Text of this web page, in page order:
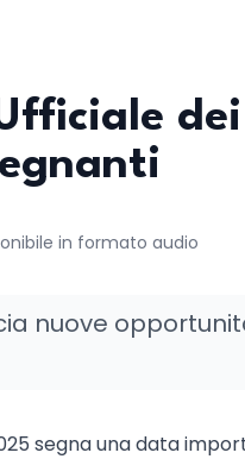
in formato audio
nuove
segna una data